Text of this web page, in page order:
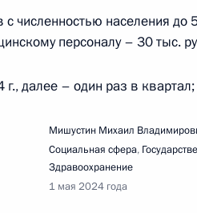
четверг
итогам рабочей поездки
итогам участия
встречи с учёными
с численностью населения
персоналу – 30 тыс.
далее – один раз в квартал;
Мишустин Михаил
Социальная сфера,
Здравоохранение
1 мая 2024 года